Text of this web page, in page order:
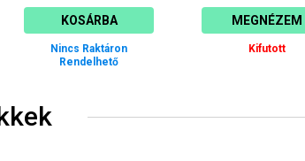
KOSÁRBA
Nincs Raktáron
Rendelhető
MEGNÉZEM
Kifutott